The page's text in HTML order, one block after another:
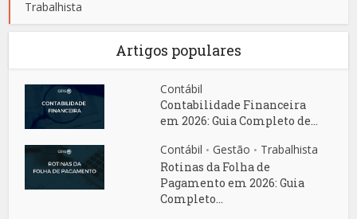
Trabalhista
Artigos populares
Contábil
Contabilidade Financeira
em 2026: Guia Completo de...
Contábil • Gestão • Trabalhista
Rotinas da Folha de
Pagamento em 2026: Guia
Completo...